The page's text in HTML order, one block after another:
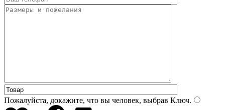
Пожалуйста, докажите, что вы человек, выбрав Ключ.